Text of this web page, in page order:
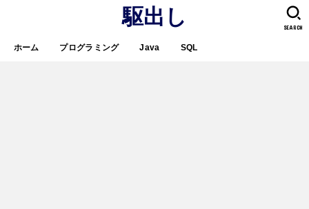
駆出し
ホーム プログラミング Java SQL
SEARCH